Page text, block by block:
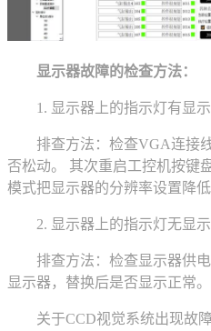
显示器故障的检查方法：
1. 显示器上的指示灯有显示
排查方法：检查VGA连接线
否松动。 其次重启工控机按键
模式把显示器的分辨率设置降低
2. 显示器上的指示灯无显示
排查方法：检查显示器供电
显示器，替换后是否显示正常。
关于CCD视觉系统出现故障